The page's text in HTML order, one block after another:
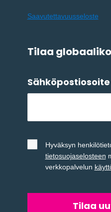
Saavutettavuusseloste
Tilaa
Sähköpostiosoite
Untitled
Hyväksyn
tietosuojaselosteen
verkkopalvelun